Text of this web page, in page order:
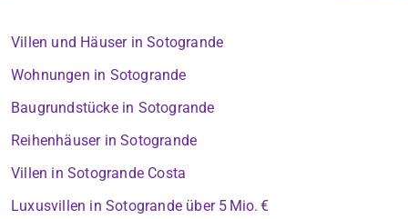
Villen und Häuser in Sotogrande
Wohnungen in Sotogrande
Baugrundstücke in Sotogrande
Reihenhäuser in Sotogrande
Villen in Sotogrande Costa
Luxusvillen in Sotogrande über 5 Mio. €